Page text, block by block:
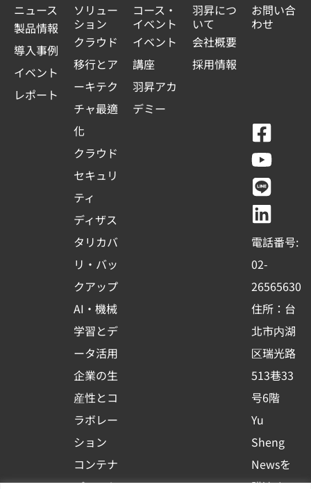
ニュース
製品情報
導入事例
イベント
レポート
ソリュー
ション
クラウド
移行とア
ーキテク
チャ最適
化
クラウド
セキュリ
ティ
ディザス
タリカバ
リ・バッ
クアップ
AI・機械
学習とデ
ータ活用
企業の生
産性とコ
ラボレー
ション
コンテナ
コース・
イベント
イベント
講座
羽昇アカ
デミー
羽昇につ
いて
会社概要
採用情報
お問い合
わせ
F
a
c
e
b
o
o
k
-
s
q
u
a
r
e
Y
o
u
t
u
b
e
L
i
n
e
L
i
n
k
e
d
i
n
電話番号:
02-
26565630
住所：台
北市内湖
区瑞光路
513巷33
号6階
Yu
Sheng
Newsを